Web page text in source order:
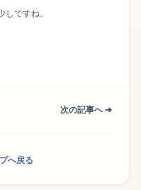
ですね。
次の記事へ ➔
へ戻る